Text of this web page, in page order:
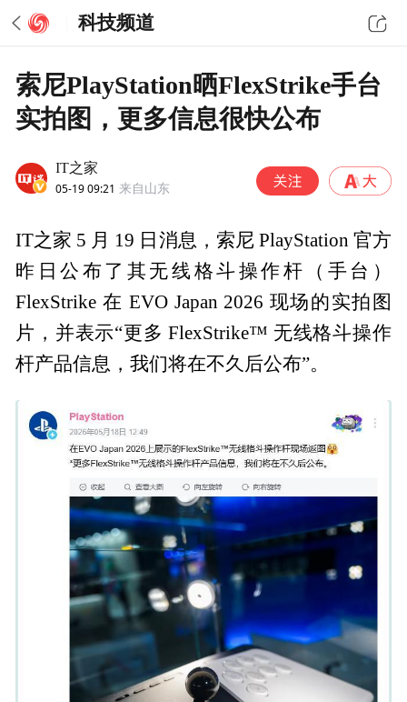
科技频道
索尼PlayStation晒FlexStrike手台
实拍图，更多信息很快公布
IT之家
05-19 09:21 来自山东
IT之家 5 月 19 日消息，索尼 PlayStation 官方
昨日公布了其无线格斗操作杆（手台）
FlexStrike 在 EVO Japan 2026 现场的实拍图
片，并表示“更多 FlexStrike™ 无线格斗操作
杆产品信息，我们将在不久后公布”。